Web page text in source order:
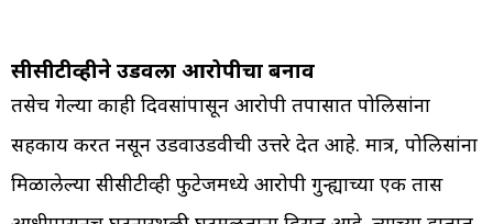
सीसीटीव्हीने उडवला आरोपीचा बनाव
तसेच गेल्या काही दिवसांपासून आरोपी तपासात पोलिसांना
सहकार्य करत नसून उडवाउडवीची उत्तरे देत आहे. मात्र, पोलिसांना
मिळालेल्या सीसीटीव्ही फुटेजमध्ये आरोपी गुन्ह्याच्या एक तास